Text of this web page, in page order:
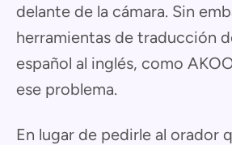
delante de la cámara. Sin
herramientas de traducción
español al inglés, como
ese problema.
En lugar de pedirle al orador